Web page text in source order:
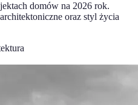
domów na 2026 rok.
oraz styl życia